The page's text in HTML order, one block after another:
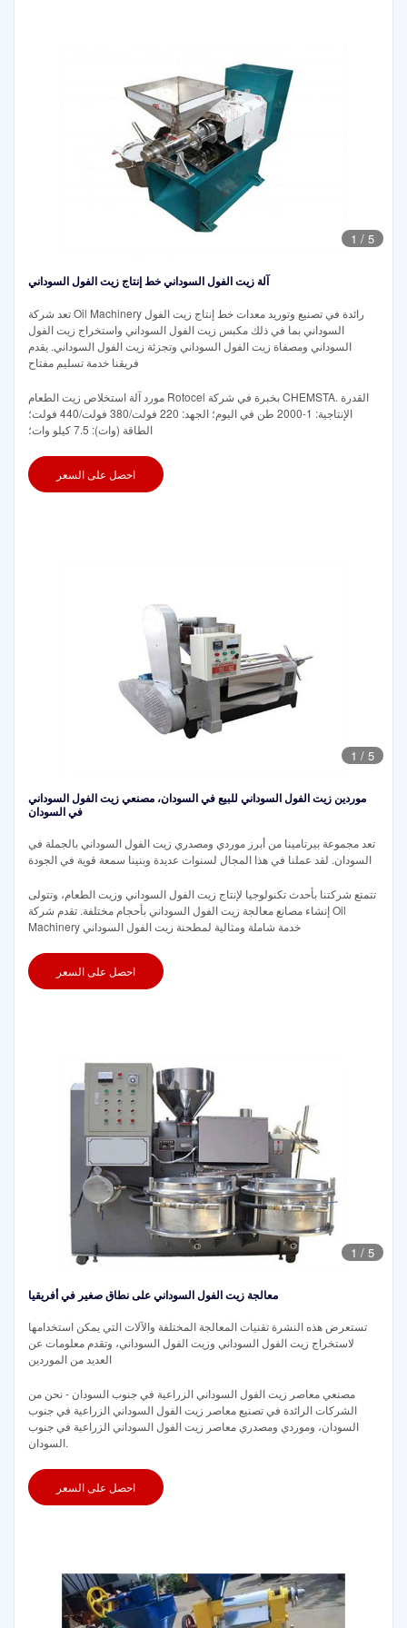
1 / 5
آلة زيت الفول السوداني خط إنتاج زيت الفول السوداني
تعد شركة Oil Machinery رائدة في تصنيع وتوريد معدات خط إنتاج زيت الفول
السوداني بما في ذلك مكبس زيت الفول السوداني واستخراج زيت الفول
السوداني ومصفاة زيت الفول السوداني وتجزئة زيت الفول السوداني. يقدم
فريقنا خدمة تسليم مفتاح
مورد آلة استخلاص زيت الطعام Rotocel بخبرة في شركة CHEMSTA. القدرة
الإنتاجية: 1-2000 طن في اليوم؛ الجهد: 220 فولت/380 فولت/440 فولت؛
الطاقة (وات): 7.5 كيلو وات؛
احصل على السعر
1 / 5
موردين زيت الفول السوداني للبيع في السودان، مصنعي زيت الفول السوداني
في السودان
تعد مجموعة بيرتامينا من أبرز موردي ومصدري زيت الفول السوداني بالجملة في
السودان. لقد عملنا في هذا المجال لسنوات عديدة وبنينا سمعة قوية في الجودة
تتمتع شركتنا بأحدث تكنولوجيا لإنتاج زيت الفول السوداني وزيت الطعام، وتتولى
إنشاء مصانع معالجة زيت الفول السوداني بأحجام مختلفة. تقدم شركة Oil
Machinery خدمة شاملة ومثالية لمطحنة زيت الفول السوداني
احصل على السعر
1 / 5
معالجة زيت الفول السوداني على نطاق صغير في أفريقيا
تستعرض هذه النشرة تقنيات المعالجة المختلفة والآلات التي يمكن استخدامها
لاستخراج زيت الفول السوداني وزيت الفول السوداني، وتقدم معلومات عن
العديد من الموردين
مصنعي معاصر زيت الفول السوداني الزراعية في جنوب السودان - نحن من
الشركات الرائدة في تصنيع معاصر زيت الفول السوداني الزراعية في جنوب
السودان، وموردي ومصدري معاصر زيت الفول السوداني الزراعية في جنوب
السودان.
احصل على السعر